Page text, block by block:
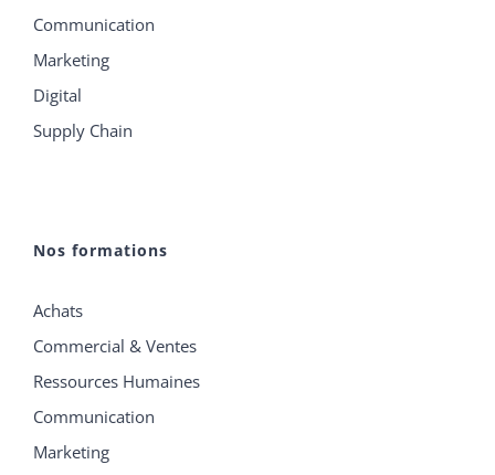
Communication
Marketing
Digital
Supply Chain
Nos formations
Achats
Commercial & Ventes
Ressources Humaines
Communication
Marketing